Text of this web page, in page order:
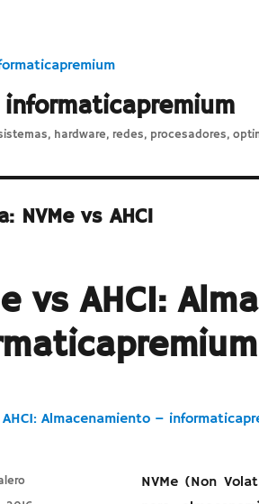
hardware, redes, procesadores,
NVMe vs AHCI
vs AHCI:
NVMe (Non